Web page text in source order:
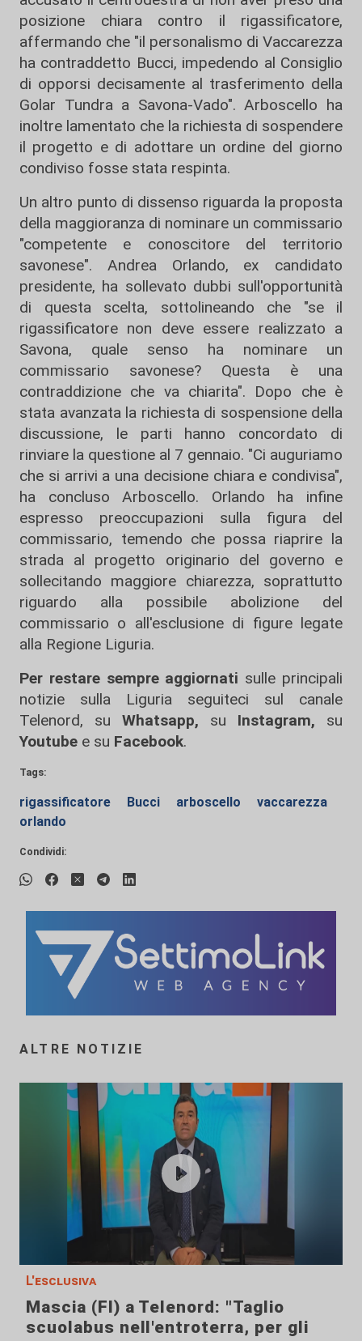
posizione chiara contro il rigassificatore,
affermando che "il personalismo di Vaccarezza
ha contraddetto Bucci, impedendo al Consiglio
di opporsi decisamente al trasferimento della
Golar Tundra a Savona-Vado". Arboscello ha
inoltre lamentato che la richiesta di sospendere
il progetto e di adottare un ordine del giorno
condiviso fosse stata respinta.
Un altro punto di dissenso riguarda la proposta
della maggioranza di nominare un commissario
"competente e conoscitore del territorio
savonese". Andrea Orlando, ex candidato
presidente, ha sollevato dubbi sull'opportunità
di questa scelta, sottolineando che "se il
rigassificatore non deve essere realizzato a
Savona, quale senso ha nominare un
commissario savonese? Questa è una
contraddizione che va chiarita". Dopo che è
stata avanzata la richiesta di sospensione della
discussione, le parti hanno concordato di
rinviare la questione al 7 gennaio. "Ci auguriamo
che si arrivi a una decisione chiara e condivisa",
ha concluso Arboscello. Orlando ha infine
espresso preoccupazioni sulla figura del
commissario, temendo che possa riaprire la
strada al progetto originario del governo e
sollecitando maggiore chiarezza, soprattutto
riguardo alla possibile abolizione del
commissario o all'esclusione di figure legate
alla Regione Liguria.
Per restare sempre aggiornati sulle principali
notizie sulla Liguria seguiteci sul canale
Telenord, su
Whatsapp, su Instagram, su
Youtube e su Facebook.
Tags:
rigassificatore Bucci arboscello
vaccarezza
orlando
Condividi:
ALTRE NOTIZIE
L'esclusiva
Mascia (FI) a Telenord: "Taglio
scuolabus nell'entroterra, per gli